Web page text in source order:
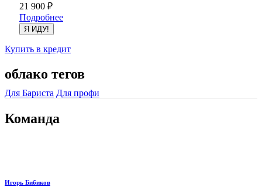
21 900 ₽
Подробнее
Я ИДУ!
Купить в кредит
облако тегов
Для Бариста Для профи
Команда
Игорь Бибиков